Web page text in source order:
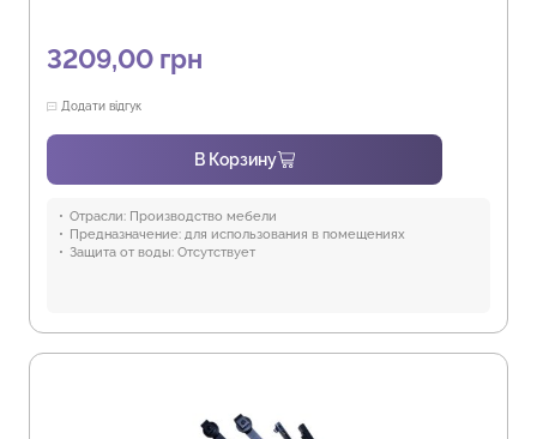
3209,00 грн
Додати відгук
В Корзину
Отрасли: Производство мебели
Предназначение: для использования в помещениях
Защита от воды: Отсутствует